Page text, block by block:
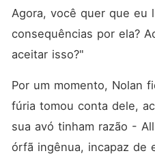
Agora, você quer que eu
consequências por ela?
aceitar isso?"
Por um momento, Nolan
fúria tomou conta dele,
sua avó tinham razão -
órfã ingênua, incapaz de